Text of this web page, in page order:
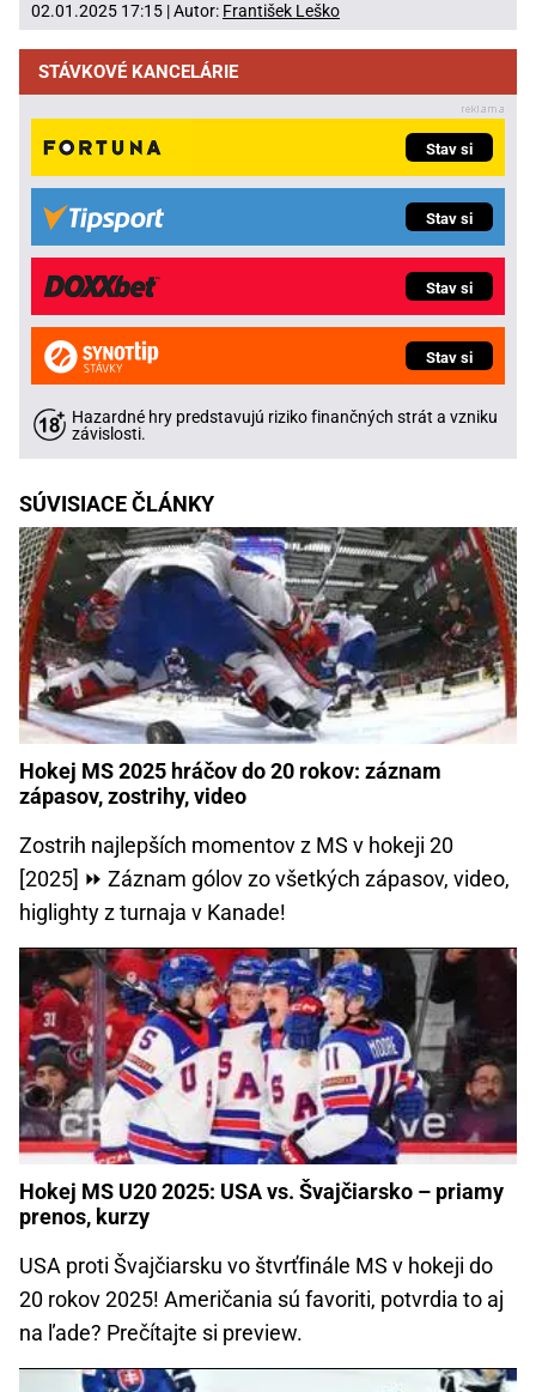
02.01.2025 17:15 | Autor: František Leško
STÁVKOVÉ KANCELÁRIE
Stav si
Stav si
Stav si
Stav si
Hazardné hry predstavujú riziko finančných strát a vzniku
závislosti.
SÚVISIACE ČLÁNKY
Hokej MS 2025 hráčov do 20 rokov: záznam
zápasov, zostrihy, video
Zostrih najlepších momentov z MS v hokeji 20
[2025] ⏩ Záznam gólov zo všetkých zápasov, video,
higlighty z turnaja v Kanade!
Hokej MS U20 2025: USA vs. Švajčiarsko – priamy
prenos, kurzy
USA proti Švajčiarsku vo štvrťfinále MS v hokeji do
20 rokov 2025! Američania sú favoriti, potvrdia to aj
na ľade? Prečítajte si preview.